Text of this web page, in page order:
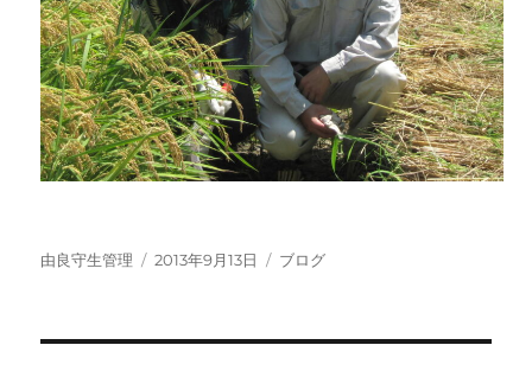
投
由良守生管理
投
2013年9月13日
カ
ブログ